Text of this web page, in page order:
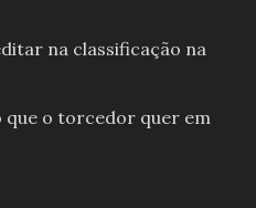
na classificação na
o torcedor quer em